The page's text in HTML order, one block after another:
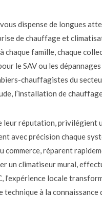
dispense de longues
de chauffage et
chaque famille, chaque
le SAV ou les
chauffagistes du
l’installation de
réputation, privilégient
avec précision chaque
commerce, réparent
un climatiseur mural,
l’expérience locale
technique à la